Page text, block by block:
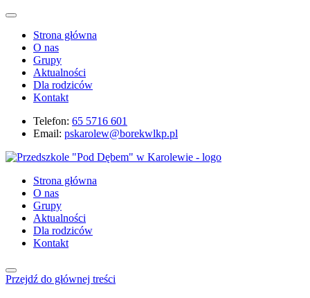
Strona główna
O nas
Grupy
Aktualności
Dla rodziców
Kontakt
Telefon: 65 5716 601
Email: pskarolew@borekwlkp.pl
Strona główna
O nas
Grupy
Aktualności
Dla rodziców
Kontakt
Przejdź do głównej treści